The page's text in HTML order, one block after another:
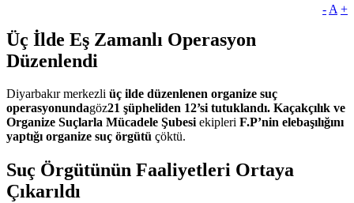
- A +
Üç İlde Eş Zamanlı Operasyon
Düzenlendi
Diyarbakır merkezli üç ilde düzenlenen organize suç
operasyonundagöz21 şüpheliden 12’si tutuklandı. Kaçakçılık ve
Organize Suçlarla Mücadele Şubesiekipleri F.P’nin elebaşılığını
yaptığı organize suç örgütü çöktü.
Suç Örgütünün Faaliyetleri Ortaya
Çıkarıldı